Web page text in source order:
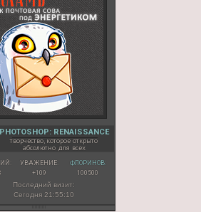
PHOTOSHOP: RENAISSANCE
творчество, которое открыто
абсолютно для всех
УВАЖЕНИЕ:
+109
ФЛОРИНОВ:
100500
Последний визит:
Сегодня 21:55:10